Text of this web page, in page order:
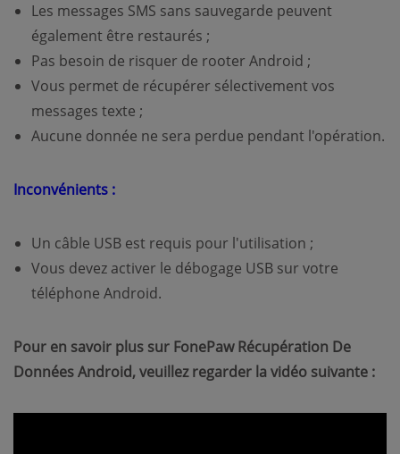
Les messages SMS sans sauvegarde peuvent
également être restaurés ;
Pas besoin de risquer de rooter Android ;
Vous permet de récupérer sélectivement vos
messages texte ;
Aucune donnée ne sera perdue pendant l'opération.
Inconvénients :
Un câble USB est requis pour l'utilisation ;
Vous devez activer le débogage USB sur votre
téléphone Android.
Pour en savoir plus sur FonePaw Récupération De
Données Android, veuillez regarder la vidéo suivante :